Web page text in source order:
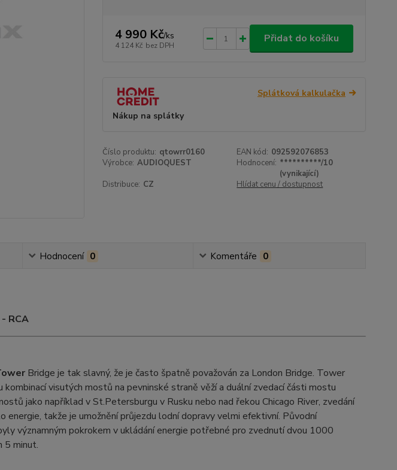
4 990 Kč/ks
4 124 Kč bez DPH
Přidat do košíku
Splátková kalkulačka
Nákup na splátky
Číslo produktu: qtowrr0160 EAN kód: 092592076853
Výrobce: AUDIOQUEST Hodnocení: **********/10
(vynikající)
Distribuce: CZ Hlídat cenu / dostupnost
Hodnocení 0 Komentáře 0
RCA
Bridge je tak slavný, že je často špatně považován za London Bridge. Tower
visutých mostů na pevninské straně věží a duální zvedací části mostu
jako například v St.Petersburgu v Rusku nebo nad řekou Chicago River, zvedání
energie, takže je umožnění průjezdu lodní dopravy velmi efektivní. Původní
významným pokrokem v ukládání energie potřebné pro zvednutí dvou 1000
5 minut.